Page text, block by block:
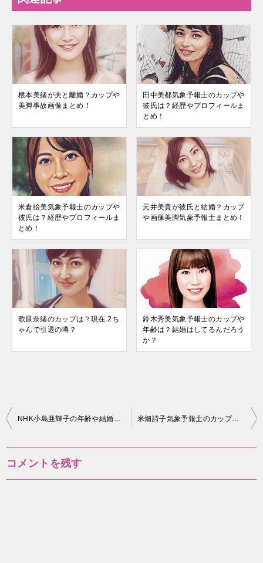
根本美緒が夫と離婚？カップや
美脚事故画像まとめ！
田中美都気象予報士のカップや
彼氏は？経歴やプロフィールま
とめ！
米倉絵美気象予報士のカップや
彼氏は？経歴やプロフィールま
とめ！
元井美貴が彼氏と結婚？カップ
や画像美脚気象予報士まとめ！
歌原奈緒のカップは？現在 2ち
ゃんで引退の噂？
鈴木秀美気象予報士のカップや
年齢は？結婚はしてるんだろう
か？
投
NHK小島亜輝子の年齢や結婚は？現在子供はいるの？ 米畑詩子気象予報士のカップや年齢は？弁護士と結婚？
コメントを残す